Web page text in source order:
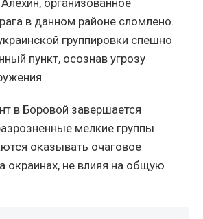
организованное
в данном районе сломлено.
группировки спешно
пункт, осознав угрозу
в Боровой завершается
мелкие группы
оказывать очаговое
окраинах, не влияя на общую